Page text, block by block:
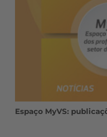
Espaço MyVS: